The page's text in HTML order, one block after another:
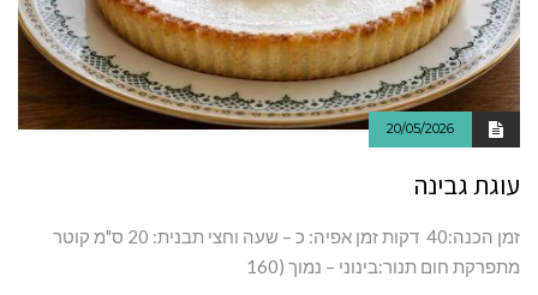
20/05/2026
עוגת גבינה
זמן‭ ‬הכנה:‭‬‭ ‬40 ‬דקות זמן‭ ‬אפיה:‭ ‬כ – שעה וחצי תבנית: 20 ס"מ קוטר
מתפרקת חום תנור:בינוני – נמוך (160